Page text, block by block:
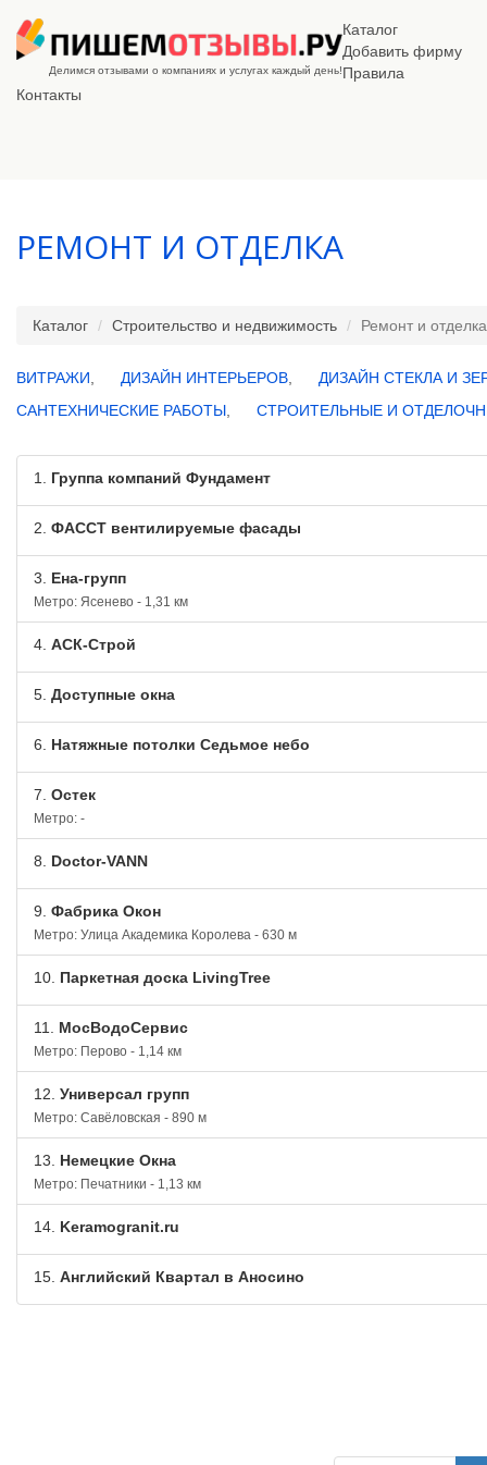
Делимся отзывами о компаниях и услугах каждый день!
Каталог
Добавить фирму
Правила
Контакты
РЕМОНТ И ОТДЕЛКА
Каталог Строительство и недвижимость Ремонт и отделка
ВИТРАЖИ ДИЗАЙН ИНТЕРЬЕРОВ
ДИЗАЙН СТЕКЛА И
САНТЕХНИЧЕСКИЕ РАБОТЫ
СТРОИТЕЛЬНЫЕ И
1. Группа компаний Фундамент
2. ФАССТ вентилируемые фасады
3. Ена-групп
Метро: Ясенево - 1,31 км
4. АСК-Строй
5. Доступные окна
6. Натяжные потолки Седьмое небо
7. Остек
Метро: -
8. Doctor-VANN
9. Фабрика Окон
Метро: Улица Академика Королева - 630 м
10. Паркетная доска LivingTree
11. МосВодоСервис
Метро: Перово - 1,14 км
12. Универсал групп
Метро: Савёловская - 890 м
13. Немецкие Окна
Метро: Печатники - 1,13 км
14. Keramogranit.ru
15. Английский Квартал в Аносино